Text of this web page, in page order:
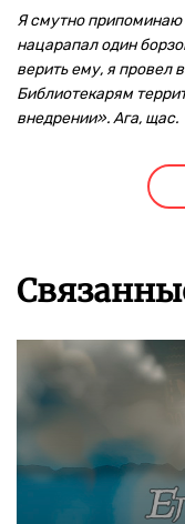
Я смутно припоминаю
нацарапал один
верить ему, я провел
Библиотекарям
внедрении». Ага, щас.